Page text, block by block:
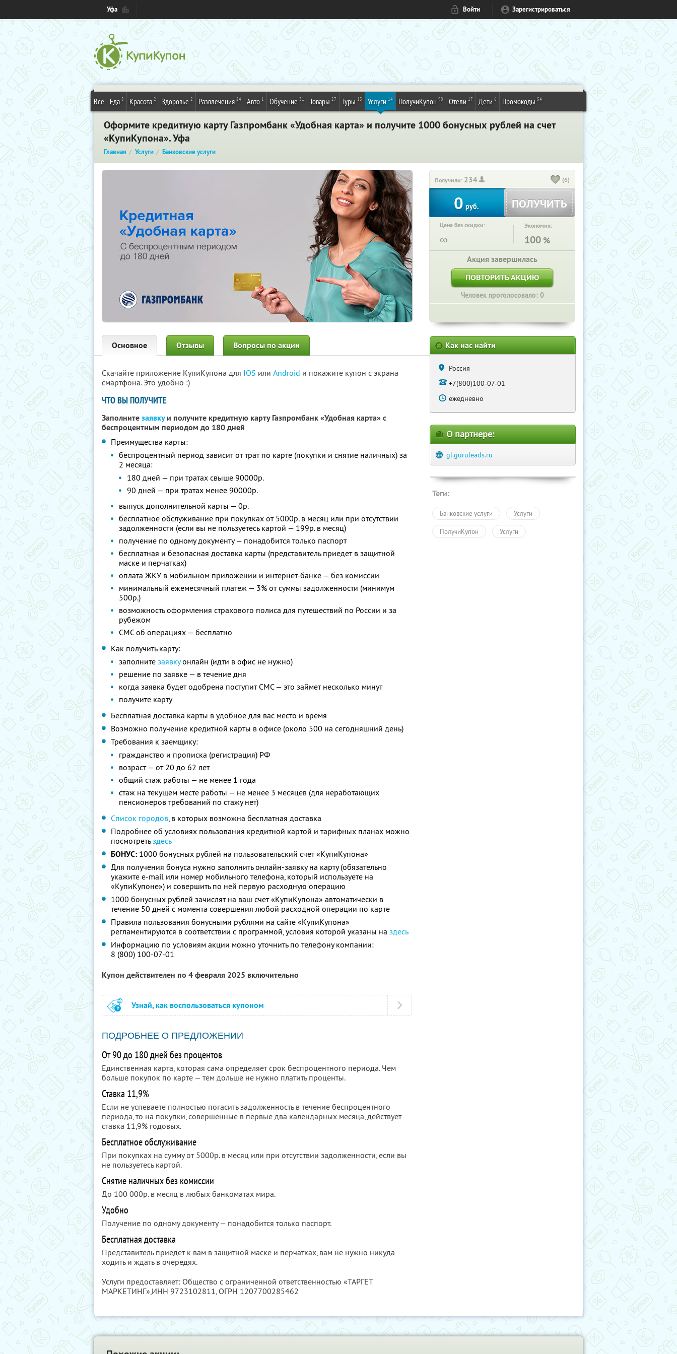
Уфа Войти Зарегистрироваться
Все Еда 8 Красота 2 Здоровье 2 Развлечения 24 Авто 1 Обучение 31 Товары 27 Туры 13 Услуги 14 ПолучиКупон 90 Отели 17 Дети 6 Промокоды 54
Оформите кредитную карту Газпромбанк «Удобная карта» и получите 1000 бонусных рублей на счет
«КупиКупона». Уфа
Главная Услуги Банковские услуги
Получили: 234 (6)
0 руб. ПОЛУЧИТЬ
Цена без скидки:
∞
Экономия:
100 %
Акция завершилась
ПОВТОРИТЬ АКЦИЮ
Человек проголосовало: 0
Основное Отзывы Вопросы по акции
Скачайте приложение КупиКупона для IOS или Android и покажите купон с экрана
смартфона. Это удобно :)
ЧТО ВЫ ПОЛУЧИТЕ
Заполнитезаявкуи получите кредитную карту Газпромбанк «Удобная карта» с
беспроцентным периодом до 180 дней
Преимущества карты:
беспроцентный период зависит от трат по карте (покупки и снятие наличных) за
2 месяца:
180 дней — при тратах свыше 90000р.
90 дней — при тратах менее 90000р.
выпуск дополнительной карты — 0р.
бесплатное обслуживание при покупках от 5000р. в месяц или при отсутствии
задолженности (если вы не пользуетесь картой — 199р. в месяц)
получение по одному документу — понадобится только паспорт
бесплатная и безопасная доставка карты (представитель приедет в защитной
маске и перчатках)
оплата ЖКУ в мобильном приложении и интернет-банке — без комиссии
минимальный ежемесячный платеж — 3% от суммы задолженности (минимум
500р.)
возможность оформления страхового полиса для путешествий по России и за
рубежом
СМС об операциях — бесплатно
Как получить карту:
заполните заявкуонлайн (идти в офис не нужно)
решение по заявке — в течение дня
когда заявка будет одобрена поступит СМС — это займет несколько минут
получите карту
Бесплатная доставка карты в удобное для вас место и время
Возможно получение кредитной карты в офисе (около 500 на сегодняшний день)
Требования к заемщику:
гражданство и прописка (регистрация) РФ
возраст — от 20 до 62 лет
общий стаж работы — не менее 1 года
стаж на текущем месте работы — не менее 3 месяцев (для неработающих
пенсионеров требований по стажу нет)
Список городов, в которых возможна бесплатная доставка
Подробнее об условиях пользования кредитной картой и тарифных планах можно
посмотретьздесь
БОНУС: 1000 бонусных рублей на пользовательский счет «КупиКупона»
Для получения бонуса нужно заполнить онлайн-заявку на карту (обязательно
укажите e-mail или номер мобильного телефона, который используете на
«КупиКупоне») и совершить по ней первую расходную операцию
1000 бонусных рублей зачислят на ваш счет «КупиКупона» автоматически в
течение 50 дней с момента совершения любой расходной операции по карте
Правила пользования бонусными рублями на сайте «КупиКупона»
регламентируются в соответствии с программой, условия которой указаны на здесь
Информацию по условиям акции можно уточнить по телефону компании:
8 (800) 100-07-01
Купон действителен по 4 февраля 2025 включительно
Узнай, как воспользоваться купоном
ПОДРОБНЕЕ О ПРЕДЛОЖЕНИИ
От 90 до 180 дней без процентов
Единственная карта, которая сама определяет срок беспроцентного периода. Чем
больше покупок по карте — тем дольше не нужно платить проценты.
Ставка 11,9%
Если не успеваете полностью погасить задолженность в течение беспроцентного
периода, то на покупки, совершенные в первые два календарных месяца, действует
ставка 11,9% годовых.
Бесплатное обслуживание
При покупках на сумму от 5000р. в месяц или при отсутствии задолженности, если вы
не пользуетесь картой.
Снятие наличных без комиссии
До 100 000р. в месяц в любых банкоматах мира.
Удобно
Получение по одному документу — понадобится только паспорт.
Бесплатная доставка
Представитель приедет к вам в защитной маске и перчатках, вам не нужно никуда
ходить и ждать в очередях.
Услуги предоставляет: Общество с ограниченной ответственностью «ТАРГЕТ
МАРКЕТИНГ»,ИНН 9723102811, ОГРН 1207700285462
Как нас найти
Россия
+7(800)100-07-01
ежедневно
О партнере:
gl.guruleads.ru
Теги:
Банковские услуги Услуги
ПолучиКупон Услуги